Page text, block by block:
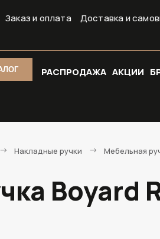
Заказ и оплата Доставка и
РАСПРОДАЖА АКЦИИ
Накладные ручки Мебельная
Boyard